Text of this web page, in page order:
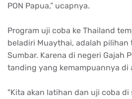
PON Papua,” ucapnya.
Program uji coba ke Thailand
beladiri Muaythai, adalah
Sumbar. Karena di negeri Gajah
tanding yang kemampuannya di
"Kita akan latihan dan uji coba di